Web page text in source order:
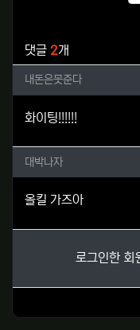
댓글 2개
내돈은못준
내돈은못준다
화이팅!!!!!!
대박나자님의
대박나자
올킬 가즈아
로그인한 회